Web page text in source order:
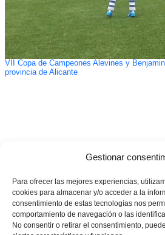
Gestionar
Para ofrecer las mejores experiencias,
cookies para almacenar y/o acceder a la
consentimiento de estas tecnologías nos
comportamiento de navegación o las
No consentir o retirar el consentimiento,
VII Copa de Campeones Alevines y
provincia de Alicante